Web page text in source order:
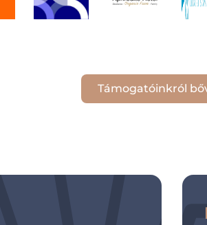
Támogatóinkról